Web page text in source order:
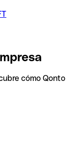
cómo Qonto